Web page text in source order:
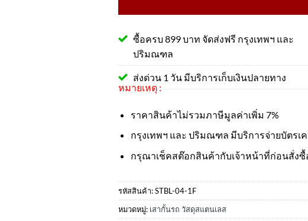
ซื้อครบ 899 บาท จัดส่งฟรี กรุงเทพฯ และ
ปริมณฑล
ส่งด่วน 1 วัน มีบริการเก็บเงินปลายทาง
หมายเหตุ :
ราคาสินค้าไม่รวมภาษีมูลค่าเพิ่ม 7%
กรุงเทพฯ และ ปริมณฑล มีบริการจ่ายบัตรเ
กรุณาเช็คสต๊อกสินค้ากับเจ้าหน้าที่ก่อนสั่งซื้
รหัสสินค้า:STBL-04-1F
หมวดหมู่: เสากั้นรถ วัสดุสแตนเลส